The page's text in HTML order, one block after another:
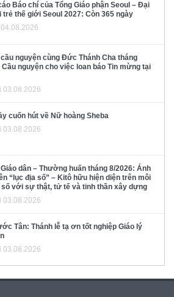
Báo chí của Tổng Giáo phận Seoul – Đại
trẻ thế giới Seoul 2027: Còn 365 ngày
nguyện cùng Đức Thánh Cha tháng
Cầu nguyện cho việc loan báo Tin mừng tại
03.08.2026
cuốn hút về Nữ hoàng Sheba
03.08.2026
dân – Thường huấn tháng 8/2026: Ánh
“lục địa số” – Kitô hữu hiện diện trên môi
với sự thật, tử tế và tinh thần xây dựng
03.08.2026
Tân: Thánh lễ tạ ơn tốt nghiệp Giáo lý
03.08.2026